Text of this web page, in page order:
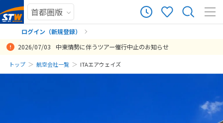
ログイン（新規登録）
まだ履歴がありません
2026/07/03 中東情勢に伴うツアー催行中止のお知らせ
トップ 航空会社一覧 ITAエアウェイズ